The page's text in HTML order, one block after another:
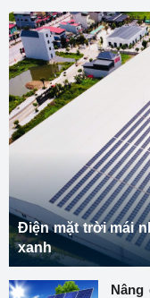
Điện mặt trời mái
xanh